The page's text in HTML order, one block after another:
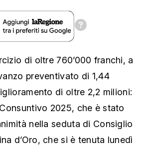
di oltre 760’000 franchi, a
preventivato di 1,44
di oltre 2,2 milioni:
2025, che è stato
nella seduta di Consiglio
d’Oro, che si è tenuta lunedì